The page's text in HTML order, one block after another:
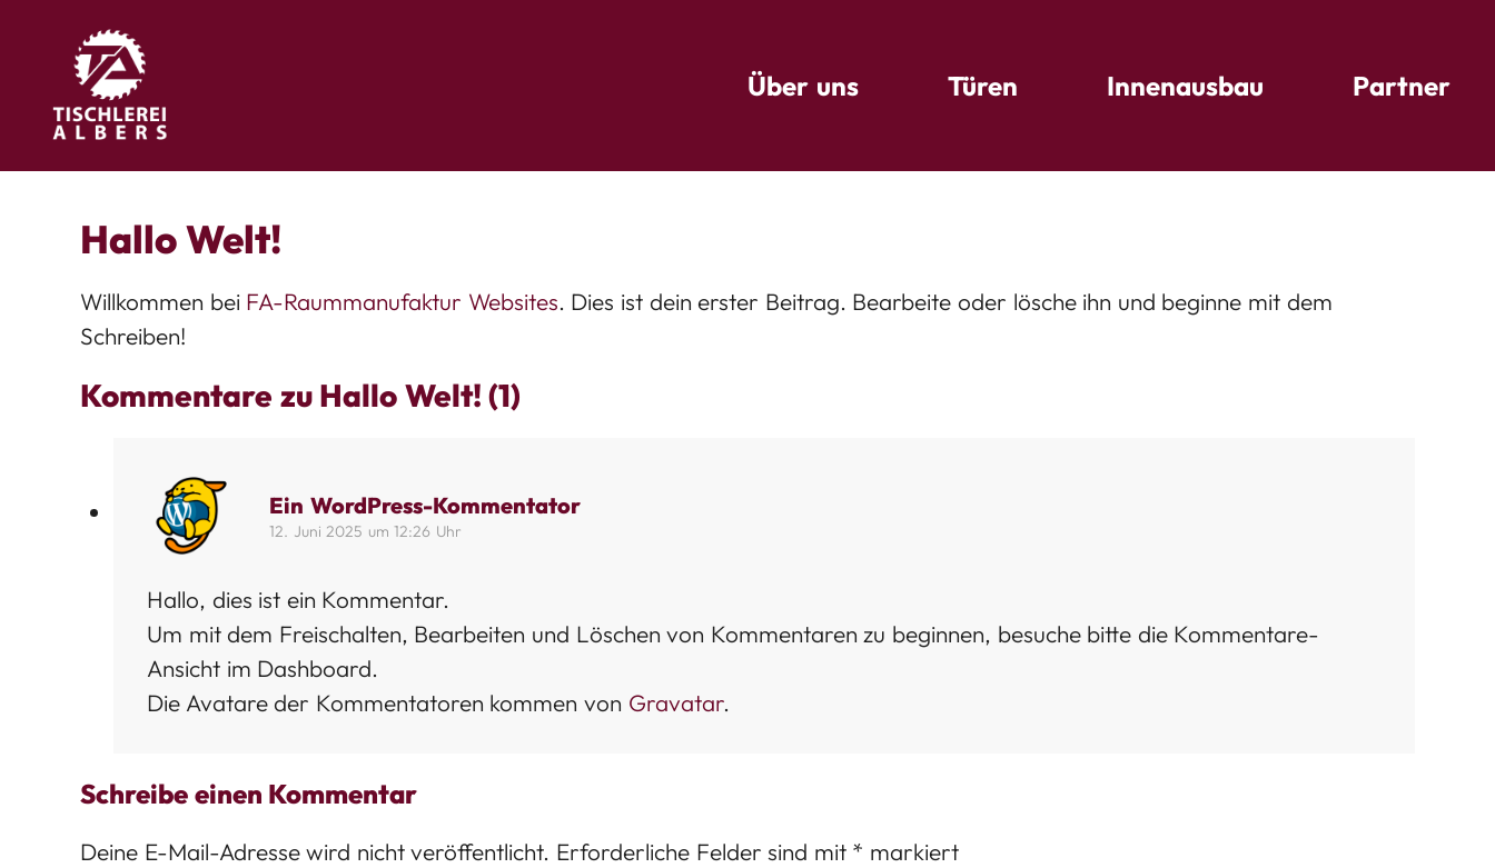
Über uns Türen Innenausbau Partner
Hallo Welt!
Willkommen bei FA-Raummanufaktur Websites. Dies ist dein erster Beitrag. Bearbeite oder lösche ihn und beginne mit dem
Schreiben!
Kommentare zu Hallo Welt! (1)
Ein WordPress-Kommentator
12. Juni 2025 um 12:26 Uhr
Hallo, dies ist ein Kommentar.
Um mit dem Freischalten, Bearbeiten und Löschen von Kommentaren zu beginnen, besuche bitte die Kommentare-
Ansicht im Dashboard.
Die Avatare der Kommentatoren kommen von Gravatar.
Schreibe einen Kommentar
Deine E-Mail-Adresse wird nicht veröffentlicht. Erforderliche Felder sind mit * markiert